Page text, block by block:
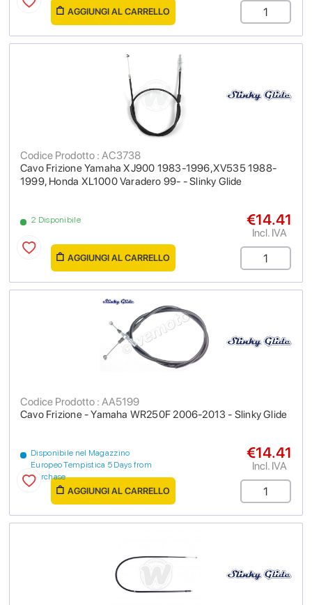
AGGIUNGI AL CARRELLO
Cavo Frizione Yamaha XJ900 1983-1996,XV535 1988-
1999, Honda XL1000 Varadero 99- - Slinky Glide
Codice Prodotto : AC3738
2 Disponibile €14.41
Incl. IVA
AGGIUNGI AL CARRELLO
Cavo Frizione - Yamaha WR250F 2006-2013 - Slinky Glide
Codice Prodotto : AA5199
Disponibile nel Magazzino
Europeo Tempistica 5 Days from
purchase
€14.41
Incl. IVA
AGGIUNGI AL CARRELLO